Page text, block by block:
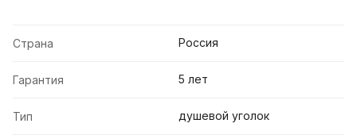
Страна Россия
Гарантия 5 лет
Тип душевой уголок